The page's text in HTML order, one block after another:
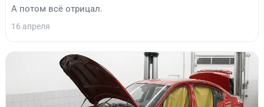
А потом всё отрицал.
16 апреля